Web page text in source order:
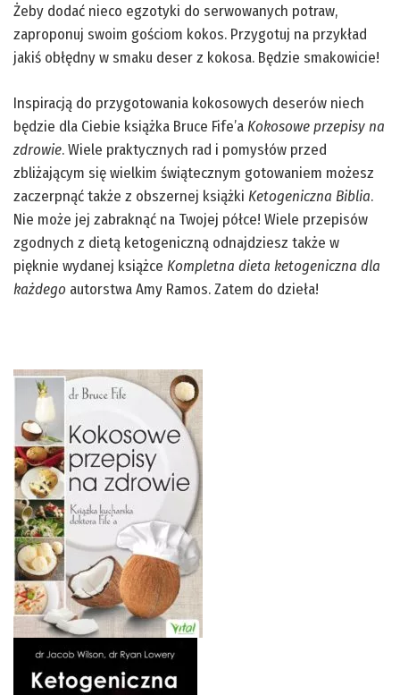
Żeby dodać nieco egzotyki do serwowanych potraw,
zaproponuj swoim gościom kokos. Przygotuj na przykład
jakiś obłędny w smaku deser z kokosa. Będzie smakowicie!
Inspiracją do przygotowania kokosowych deserów niech
będzie dla Ciebie książka Bruce Fife’a Kokosowe przepisy na
zdrowie. Wiele praktycznych rad i pomysłów przed
zbliżającym się wielkim świątecznym gotowaniem możesz
zaczerpnąć także z obszernej książki Ketogeniczna Biblia.
Nie może jej zabraknąć na Twojej półce! Wiele przepisów
zgodnych z dietą ketogeniczną odnajdziesz także w
pięknie wydanej książce Kompletna dieta ketogeniczna dla
każdego autorstwa Amy Ramos. Zatem do dzieła!